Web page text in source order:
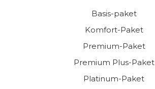
Basis-paket
Komfort-Paket
Premium-Paket
Premium Plus-Paket
Platinum-Paket